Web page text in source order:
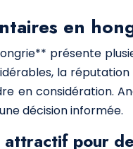
en
présente
la
en considération.
décision informée.
pour